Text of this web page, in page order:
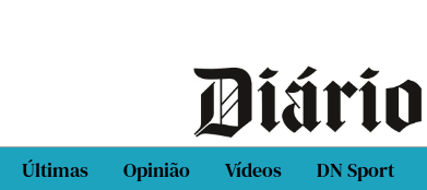
Últimas Opinião Vídeos DN Sport